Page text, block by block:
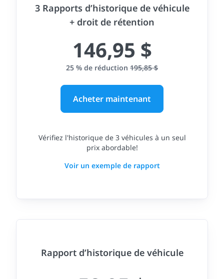
3 Rapports d’historique de véhicule
+ droit de rétention
146,95 $
25 % de réduction 195,85 $
Acheter maintenant
Vérifiez l'historique de 3 véhicules à un seul
prix abordable!
Voir un exemple de rapport
Rapport d’historique de véhicule